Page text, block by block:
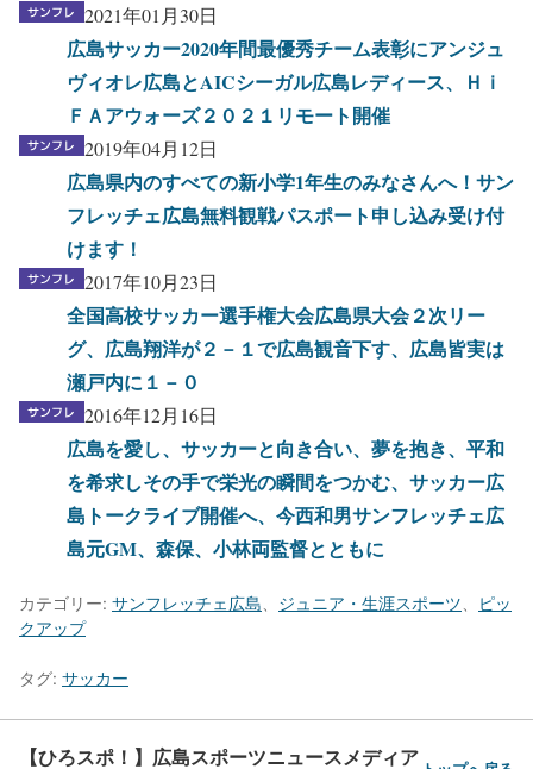
2021年01月30日
広島サッカー2020年間最優秀チーム表彰にアンジュ
ヴィオレ広島とAICシーガル広島レディース、Ｈｉ
ＦＡアウォーズ２０２１リモート開催
2019年04月12日
広島県内のすべての新小学1年生のみなさんへ！サン
フレッチェ広島無料観戦パスポート申し込み受け付
けます！
2017年10月23日
全国高校サッカー選手権大会広島県大会２次リー
グ、広島翔洋が２－１で広島観音下す、広島皆実は
瀬戸内に１－０
2016年12月16日
広島を愛し、サッカーと向き合い、夢を抱き、平和
を希求しその手で栄光の瞬間をつかむ、サッカー広
島トークライブ開催へ、今西和男サンフレッチェ広
島元GM、森保、小林両監督とともに
カテゴリー: サンフレッチェ広島 ジュニア・生涯スポーツ
ピッ
クアップ
タグ: サッカー
【ひろスポ！】広島スポーツニュースメディア